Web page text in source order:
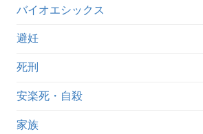
バイオエシックス
避妊
死刑
安楽死・自殺
家族